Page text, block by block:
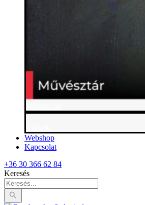
Webshop
Kapcsolat
+36 30 366 62 84
Keresés